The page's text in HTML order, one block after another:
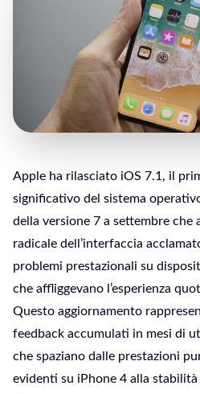
Apple ha rilasciato iOS 7.1, il
significativo del sistema
della versione 7 a settembre che
radicale dell’interfaccia
problemi prestazionali su
che affliggevano l’esperienza
Questo aggiornamento
feedback accumulati in mesi di
che spaziano dalle prestazioni
evidenti su iPhone 4 alla stabilità